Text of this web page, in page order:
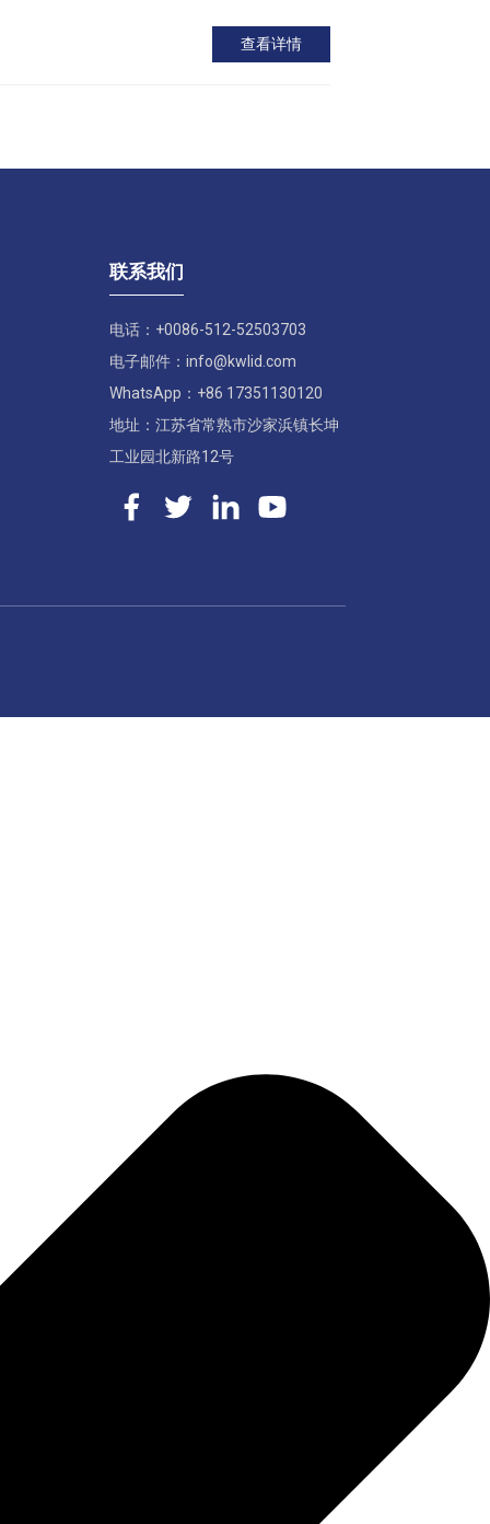
查看详情
联系我们
电话：+0086-512-52503703
电子邮件：info@kwlid.com
WhatsApp：+86 17351130120
地址：江苏省常熟市沙家浜镇长坤
工业园北新路12号